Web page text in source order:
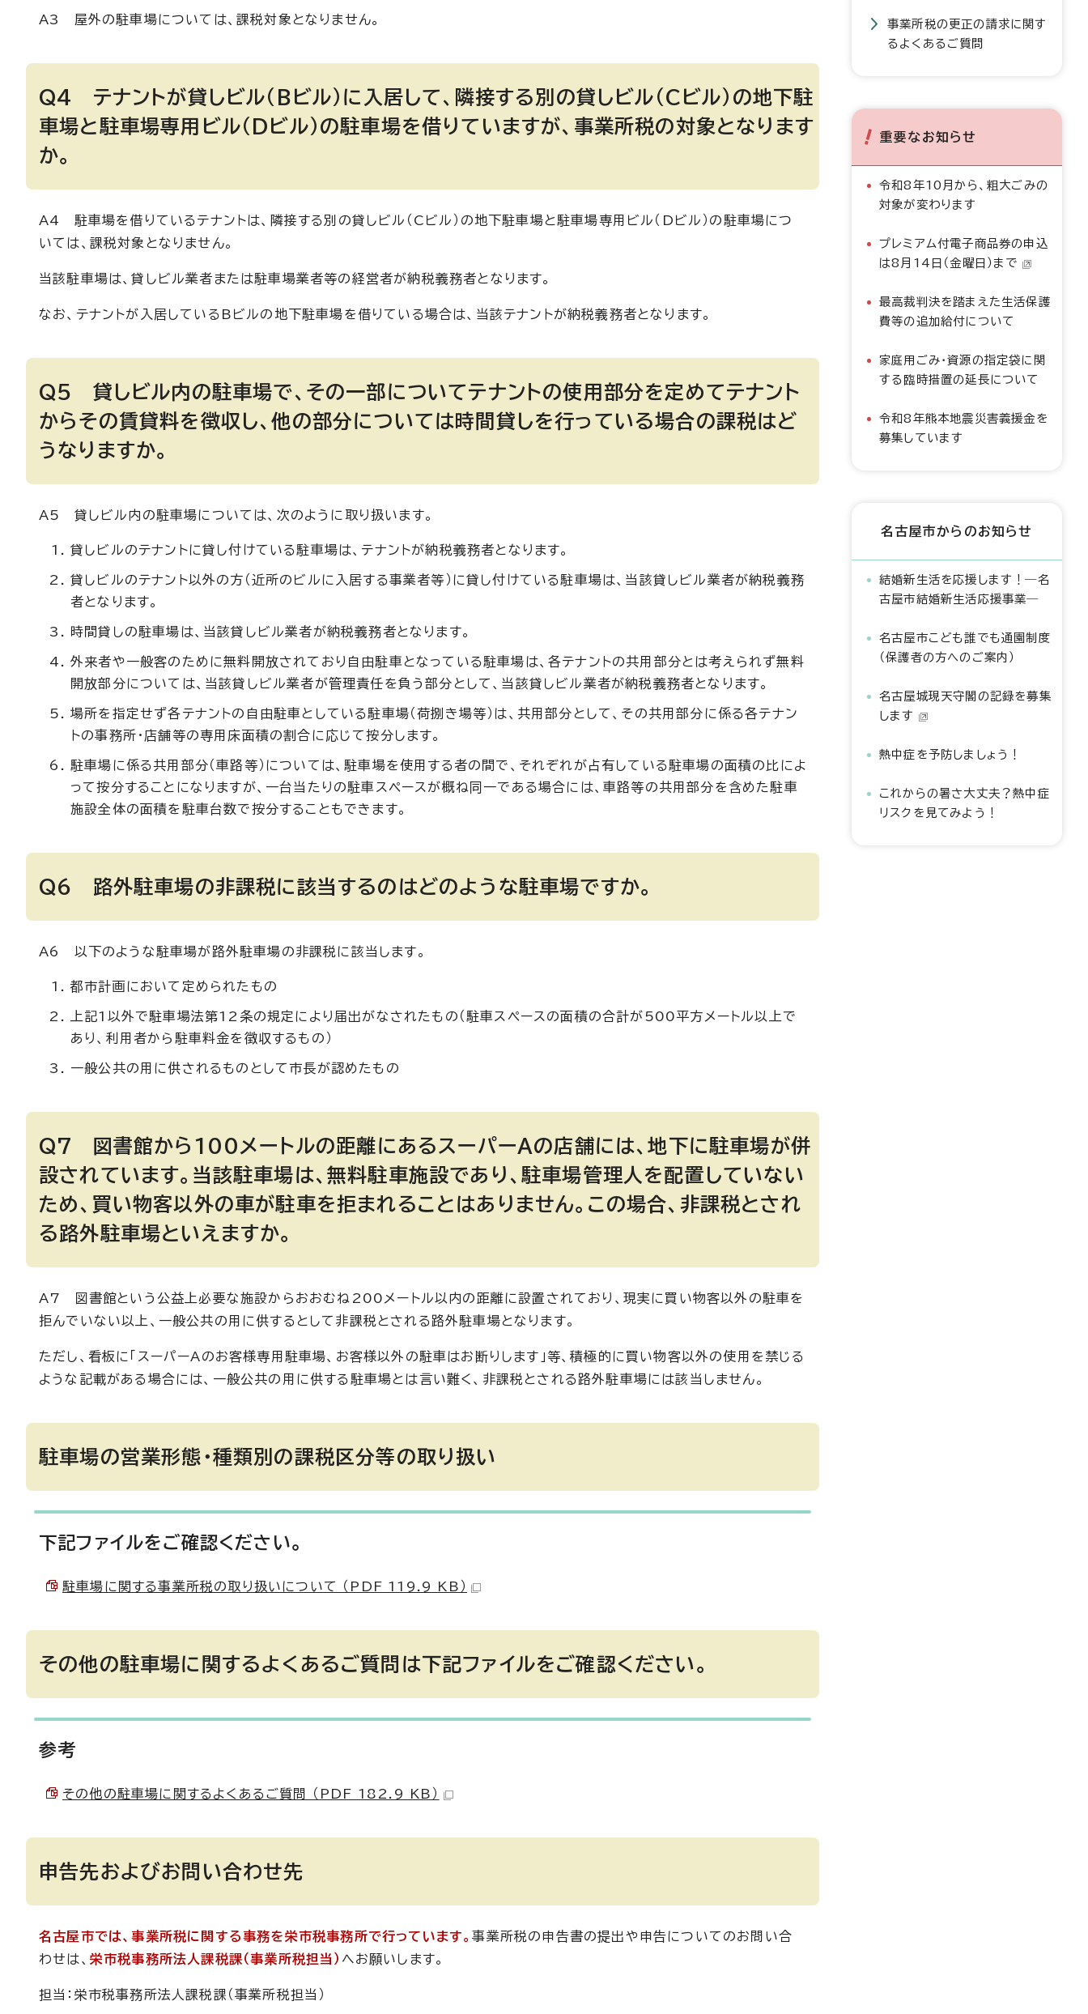
A3 屋外の駐車場については、課税対象となりません。
Q4 テナントが貸しビル（Bビル）に入居して、隣接する別の貸しビル（Cビル）の地下駐
車場と駐車場専用ビル（Dビル）の駐車場を借りていますが、事業所税の対象となります
か。
A4 駐車場を借りているテナントは、隣接する別の貸しビル（Cビル）の地下駐車場と駐車場専用ビル（Dビル）の駐車場につ
いては、課税対象となりません。
当該駐車場は、貸しビル業者または駐車場業者等の経営者が納税義務者となります。
なお、テナントが入居しているBビルの地下駐車場を借りている場合は、当該テナントが納税義務者となります。
Q5 貸しビル内の駐車場で、その一部についてテナントの使用部分を定めてテナント
からその賃貸料を徴収し、他の部分については時間貸しを行っている場合の課税はど
うなりますか。
A5 貸しビル内の駐車場については、次のように取り扱います。
貸しビルのテナントに貸し付けている駐車場は、テナントが納税義務者となります。
貸しビルのテナント以外の方（近所のビルに入居する事業者等）に貸し付けている駐車場は、当該貸しビル業者が納税義務
者となります。
時間貸しの駐車場は、当該貸しビル業者が納税義務者となります。
外来者や一般客のために無料開放されており自由駐車となっている駐車場は、各テナントの共用部分とは考えられず無料
開放部分については、当該貸しビル業者が管理責任を負う部分として、当該貸しビル業者が納税義務者となります。
場所を指定せず各テナントの自由駐車としている駐車場（荷捌き場等）は、共用部分として、その共用部分に係る各テナン
トの事務所・店舗等の専用床面積の割合に応じて按分します。
駐車場に係る共用部分（車路等）については、駐車場を使用する者の間で、それぞれが占有している駐車場の面積の比によ
って按分することになりますが、一台当たりの駐車スペースが概ね同一である場合には、車路等の共用部分を含めた駐車
施設全体の面積を駐車台数で按分することもできます。
Q6 路外駐車場の非課税に該当するのはどのような駐車場ですか。
A6 以下のような駐車場が路外駐車場の非課税に該当します。
都市計画において定められたもの
上記1以外で駐車場法第12条の規定により届出がなされたもの（駐車スペースの面積の合計が500平方メートル以上で
あり、利用者から駐車料金を徴収するもの）
一般公共の用に供されるものとして市長が認めたもの
Q7 図書館から100メートルの距離にあるスーパーAの店舗には、地下に駐車場が併
設されています。当該駐車場は、無料駐車施設であり、駐車場管理人を配置していない
ため、買い物客以外の車が駐車を拒まれることはありません。この場合、非課税とされ
る路外駐車場といえますか。
A7 図書館という公益上必要な施設からおおむね200メートル以内の距離に設置されており、現実に買い物客以外の駐車を
拒んでいない以上、一般公共の用に供するとして非課税とされる路外駐車場となります。
ただし、看板に「スーパーAのお客様専用駐車場、お客様以外の駐車はお断りします」等、積極的に買い物客以外の使用を禁じる
ような記載がある場合には、一般公共の用に供する駐車場とは言い難く、非課税とされる路外駐車場には該当しません。
駐車場の営業形態・種類別の課税区分等の取り扱い
下記ファイルをご確認ください。
駐車場に関する事業所税の取り扱いについて （PDF 119.9 KB）
その他の駐車場に関するよくあるご質問は下記ファイルをご確認ください。
参考
その他の駐車場に関するよくあるご質問 （PDF 182.9 KB）
申告先およびお問い合わせ先
名古屋市では、事業所税に関する事務を栄市税事務所で行っています。事業所税の申告書の提出や申告についてのお問い合
わせは、 栄市税事務所法人課税課（事業所税担当） へお願いします。
担当：栄市税事務所法人課税課（事業所税担当）
事業所税の更正の請求に関す
るよくあるご質問
重要なお知らせ
令和8年10月から、粗大ごみの
対象が変わります
プレミアム付電子商品券の申込
は8月14日（金曜日）まで
最高裁判決を踏まえた生活保護
費等の追加給付について
家庭用ごみ・資源の指定袋に関
する臨時措置の延長について
令和8年熊本地震災害義援金を
募集しています
名古屋市からのお知らせ
結婚新生活を応援します！―名
古屋市結婚新生活応援事業―
名古屋市こども誰でも通園制度
（保護者の方へのご案内）
名古屋城現天守閣の記録を募集
します
熱中症を予防しましょう！
これからの暑さ大丈夫？熱中症
リスクを見てみよう！